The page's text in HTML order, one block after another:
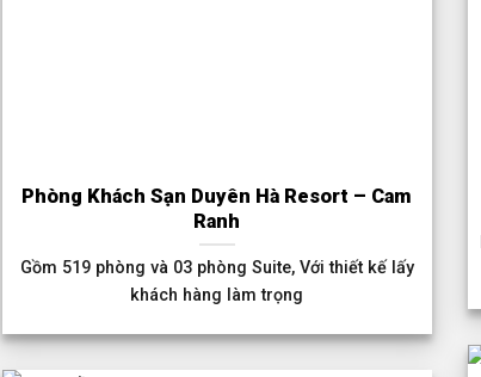
Phòng Khách Sạn Duyên Hà Resort – Cam
Ranh
Gồm 519 phòng và 03 phòng Suite, Với thiết kế lấy
khách hàng làm trọng